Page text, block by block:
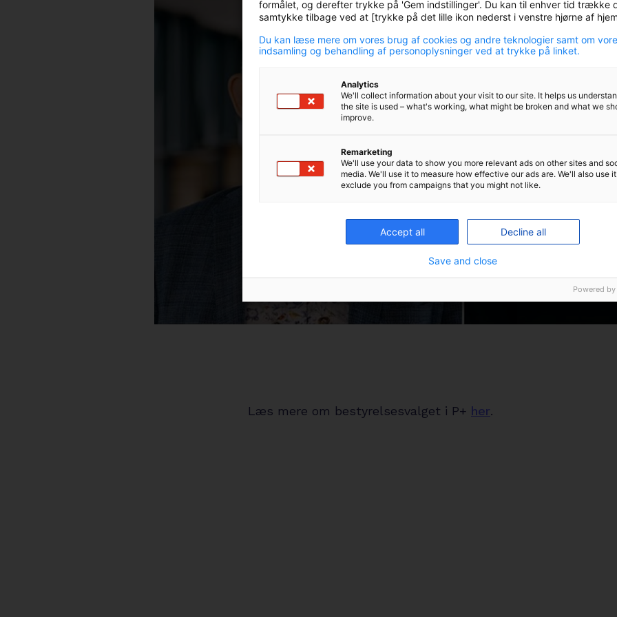
Læs mere om bestyrelsesvalget i P+ her.
formålet, og derefter trykke på 'Gem indstillinger'. Du kan til enhver tid trække
samtykke tilbage ved at [trykke på det lille ikon nederst i venstre hjørne af
Du kan læse mere om vores brug af cookies og andre teknologier samt om
indsamling og behandling af personoplysninger ved at trykke på linket.
Analytics
We'll collect information about your visit to our site. It helps us
the site is used – what's working, what might be broken and what we
improve.
Remarketing
We'll use your data to show you more relevant ads on other sites and
media. We'll use it to measure how effective our ads are. We'll also use
exclude you from campaigns that you might not like.
Accept all Decline all
Save and close
Powered by